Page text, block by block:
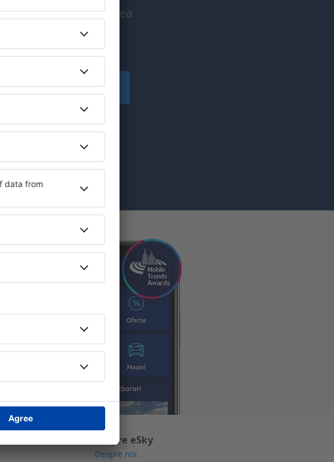
ofertele unice înaintea
de turişti!
Înscriere
Sunt de acord să primesc
de e-mail pe care am
butonului „Înscriere”
Despre eSky
Despre noi